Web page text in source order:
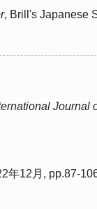
, Brill's Japanese
Journal
年12月, pp.87-